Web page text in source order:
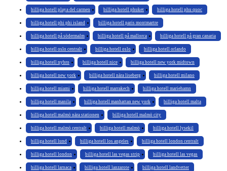
billiga hotell playa del carmen billiga hotell phuket billiga hotell phu quoc
billiga hotell phi phi island billiga hotell paris montmartre
billiga hotell på södermalm billiga hotell på mallorca billiga hotell på gran canaria
billiga hotell oslo centralt billiga hotell oslo billiga hotell orlando
billiga hotell nybro billiga hotell nice billiga hotell new york midtown
billiga hotell new york billiga hotell nära liseberg billiga hotell milano
billiga hotell miami billiga hotell marrakech billiga hotell mariehamn
billiga hotell manila billiga hotell manhattan new york billiga hotell malta
billiga hotell malmö nära stationen billiga hotell malmö city
billiga hotell malmö centralt billiga hotell malmö billiga hotell lysekil
billiga hotell lund billiga hotell los angeles billiga hotell london centralt
billiga hotell london billiga hotell las vegas strip billiga hotell las vegas
billiga hotell larnaca billiga hotell lanzarote billiga hotell landvetter